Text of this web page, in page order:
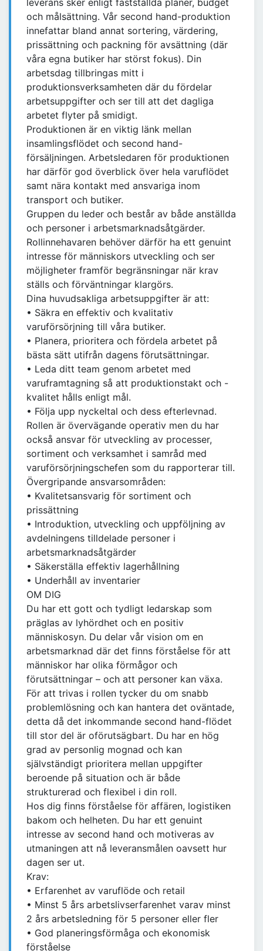
leverans sker enligt fastställda planer, budget
och målsättning. Vår second hand-produktion
innefattar bland annat sortering, värdering,
prissättning och packning för avsättning (där
våra egna butiker har störst fokus). Din
arbetsdag tillbringas mitt i
produktionsverksamheten där du fördelar
arbetsuppgifter och ser till att det dagliga
arbetet flyter på smidigt.
Produktionen är en viktig länk mellan
insamlingsflödet och second hand-
försäljningen. Arbetsledaren för produktionen
har därför god överblick över hela varuflödet
samt nära kontakt med ansvariga inom
transport och butiker.
Gruppen du leder och består av både anställda
och personer i arbetsmarknadsåtgärder.
Rollinnehavaren behöver därför ha ett genuint
intresse för människors utveckling och ser
möjligheter framför begränsningar när krav
ställs och förväntningar klargörs.
Dina huvudsakliga arbetsuppgifter är att:
• Säkra en effektiv och kvalitativ
varuförsörjning till våra butiker.
• Planera, prioritera och fördela arbetet på
bästa sätt utifrån dagens förutsättningar.
• Leda ditt team genom arbetet med
varuframtagning så att produktionstakt och -
kvalitet hålls enligt mål.
• Följa upp nyckeltal och dess efterlevnad.
Rollen är övervägande operativ men du har
också ansvar för utveckling av processer,
sortiment och verksamhet i samråd med
varuförsörjningschefen som du rapporterar till.
Övergripande ansvarsområden:
• Kvalitetsansvarig för sortiment och
prissättning
• Introduktion, utveckling och uppföljning av
avdelningens tilldelade personer i
arbetsmarknadsåtgärder
• Säkerställa effektiv lagerhållning
• Underhåll av inventarier
OM DIG
Du har ett gott och tydligt ledarskap som
präglas av lyhördhet och en positiv
människosyn. Du delar vår vision om en
arbetsmarknad där det finns förståelse för att
människor har olika förmågor och
förutsättningar – och att personer kan växa.
För att trivas i rollen tycker du om snabb
problemlösning och kan hantera det oväntade,
detta då det inkommande second hand-flödet
till stor del är oförutsägbart. Du har en hög
grad av personlig mognad och kan
självständigt prioritera mellan uppgifter
beroende på situation och är både
strukturerad och flexibel i din roll.
Hos dig finns förståelse för affären, logistiken
bakom och helheten. Du har ett genuint
intresse av second hand och motiveras av
utmaningen att nå leveransmålen oavsett hur
dagen ser ut.
Krav:
• Erfarenhet av varuflöde och retail
• Minst 5 års arbetslivserfarenhet varav minst
2 års arbetsledning för 5 personer eller fler
• God planeringsförmåga och ekonomisk
förståelse